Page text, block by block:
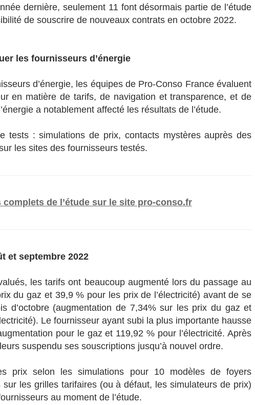
dernière, seulement 11 font désormais partie de l’étude
de souscrire de nouveaux contrats en octobre 2022.
les fournisseurs d’énergie
d’énergie, les équipes de Pro-Conso France évaluent
en matière de tarifs, de navigation et transparence, et de
a notablement affecté les résultats de l’étude.
tests : simulations de prix, contacts mystères auprès des
les sites des fournisseurs testés.
de l’étude sur le site pro-conso.fr
et septembre 2022
les tarifs ont beaucoup augmenté lors du passage au
du gaz et 39,9 % pour les prix de l’électricité) avant de se
d’octobre (augmentation de 7,34% sur les prix du gaz et
Le fournisseur ayant subi la plus importante hausse
pour le gaz et 119,92 % pour l’électricité. Après
suspendu ses souscriptions jusqu’à nouvel ordre.
prix selon les simulations pour 10 modèles de foyers
les grilles tarifaires (ou à défaut, les simulateurs de prix)
au moment de l’étude.